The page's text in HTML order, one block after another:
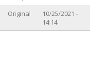
Original
10/25/2021 -
14:14